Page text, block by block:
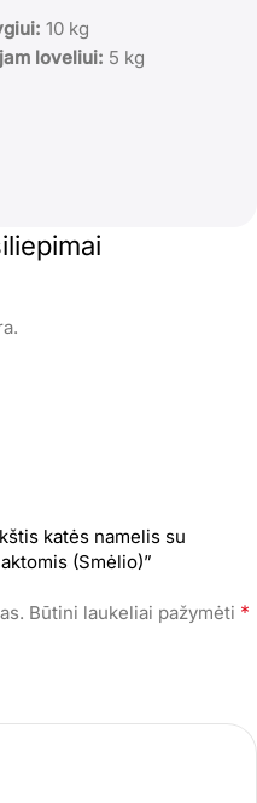
10 kg
loveliui: 5 kg
katės namelis su
(Smėlio)”
Būtini laukeliai pažymėti *